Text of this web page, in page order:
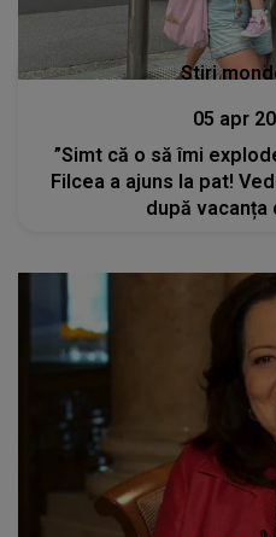
Stiri
05 apr
”Simt că o să îmi
Filcea a ajuns la pat!
după vacanța